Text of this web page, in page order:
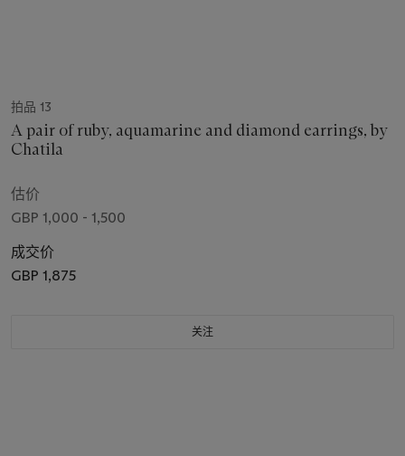
拍品 13
A pair of ruby, aquamarine and diamond earrings, by
Chatila
估价
GBP 1,000 - 1,500
成交价
GBP 1,875
关注